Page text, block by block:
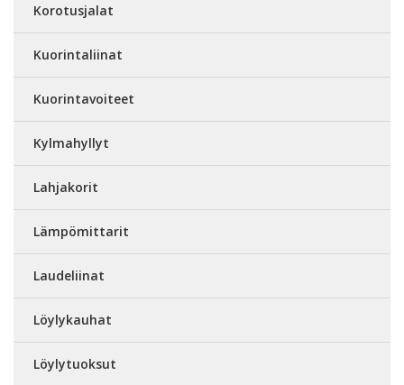
Korotusjalat
Kuorintaliinat
Kuorintavoiteet
Kylmahyllyt
Lahjakorit
Lämpömittarit
Laudeliinat
Löylykauhat
Löylytuoksut